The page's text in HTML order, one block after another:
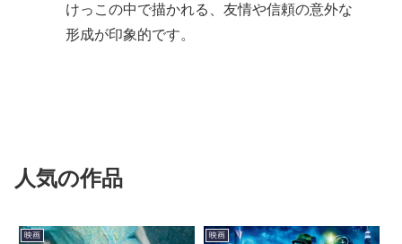
けっこの中で描かれる、友情や信頼の意外な
形成が印象的です。
人気の作品
映画 映画